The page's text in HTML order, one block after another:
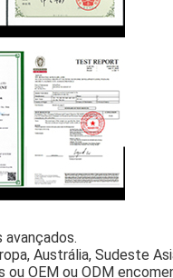
avançados.
Austrália, Sudeste
OEM ou ODM